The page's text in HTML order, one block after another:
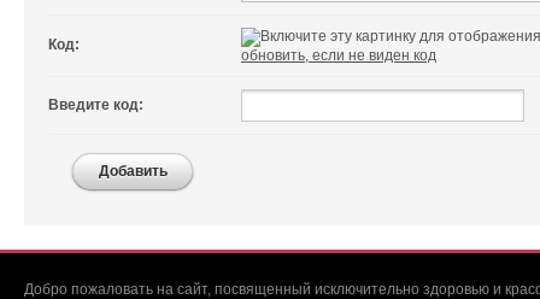
Код:
обновить, если не виден код
Введите код:
Добавить
Добро пожаловать на сайт, посвященный исключительно здоровью и